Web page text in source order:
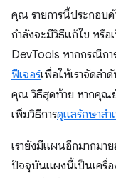
คุณ รายการนี้ประกอบ
กำลังจะมีวิธีแก้ไข หรือ
DevTools หากกรณีก
ฟีเจอร์เพื่อให้เราจัดลํา
คุณ วิธีสุดท้าย หากคุณยั
เพิ่มวิธีการดูแลรักษาสํา
เรายังมีแผนอีกมากมา
ปัจจุบันแผงนี้เป็นเครื่